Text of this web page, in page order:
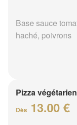
Base sauce
haché, poivrons
Pizza
Dès 13.00 €